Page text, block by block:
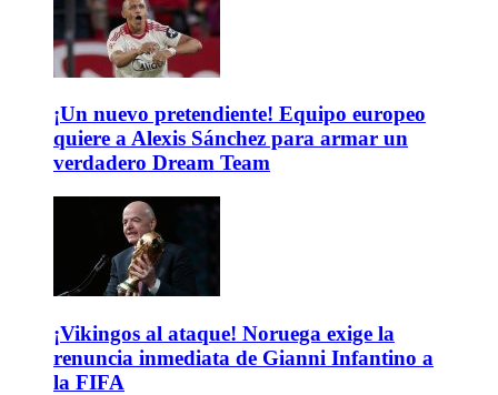
¡Un nuevo pretendiente! Equipo europeo
quiere a Alexis Sánchez para armar un
verdadero Dream Team
¡Vikingos al ataque! Noruega exige la
renuncia inmediata de Gianni Infantino a
la FIFA